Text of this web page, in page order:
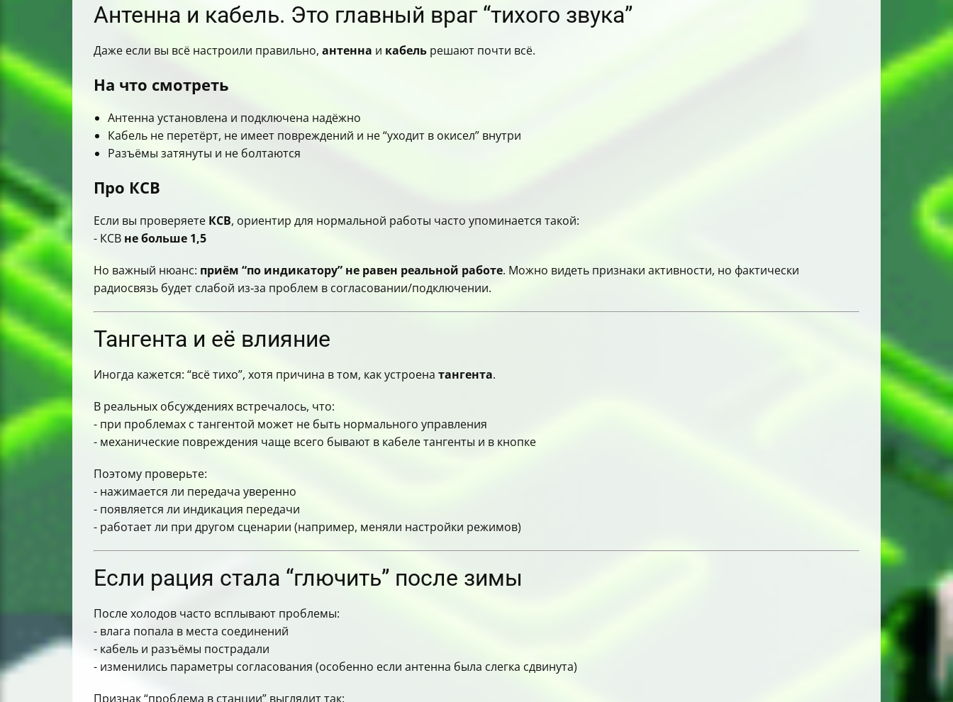
Антенна и кабель. Это главный враг “тихого звука”
Даже если вы всё настроили правильно, антенна и кабель решают почти всё.
На что смотреть
Антенна установлена и подключена надёжно
Кабель не перетёрт, не имеет повреждений и не “уходит в окисел” внутри
Разъёмы затянуты и не болтаются
Про КСВ
Если вы проверяете КСВ, ориентир для нормальной работы часто упоминается такой:
- КСВ не больше 1,5
Но важный нюанс: приём “по индикатору” не равен реальной работе. Можно видеть признаки активности, но фактически
радиосвязь будет слабой из‑за проблем в согласовании/подключении.
Тангента и её влияние
Иногда кажется: “всё тихо”, хотя причина в том, как устроена тангента.
В реальных обсуждениях встречалось, что:
- при проблемах с тангентой может не быть нормального управления
- механические повреждения чаще всего бывают в кабеле тангенты и в кнопке
Поэтому проверьте:
- нажимается ли передача уверенно
- появляется ли индикация передачи
- работает ли при другом сценарии (например, меняли настройки режимов)
Если рация стала “глючить” после зимы
После холодов часто всплывают проблемы:
- влага попала в места соединений
- кабель и разъёмы пострадали
- изменились параметры согласования (особенно если антенна была слегка сдвинута)
Признак “проблема в станции” выглядит так: